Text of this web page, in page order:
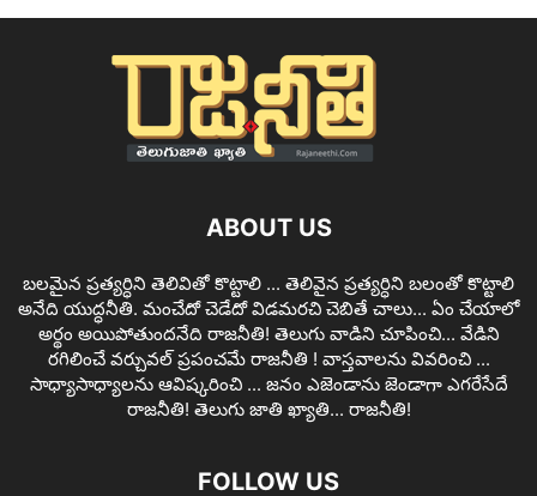
ABOUT US
బలమైన ప్రత్యర్ధిని తెలివితో కొట్టాలి ... తెలివైన ప్రత్యర్ధిని బలంతో కొట్టాలి
అనేది యుద్ధనీతి. మంచేదో చెడేదో విడమరచి చెబితే చాలు... ఏం చేయాలో
అర్థం అయిపోతుందనేది రాజనీతి! తెలుగు వాడిని చూపించి... వేడిని
రగిలించే వర్చువల్ ప్రపంచమే రాజనీతి ! వాస్తవాలను వివరించి ...
సాధ్యాసాధ్యాలను ఆవిష్కరించి ... జనం ఎజెండాను జెండాగా ఎగరేసేదే
రాజనీతి! తెలుగు జాతి ఖ్యాతి... రాజనీతి!
FOLLOW US